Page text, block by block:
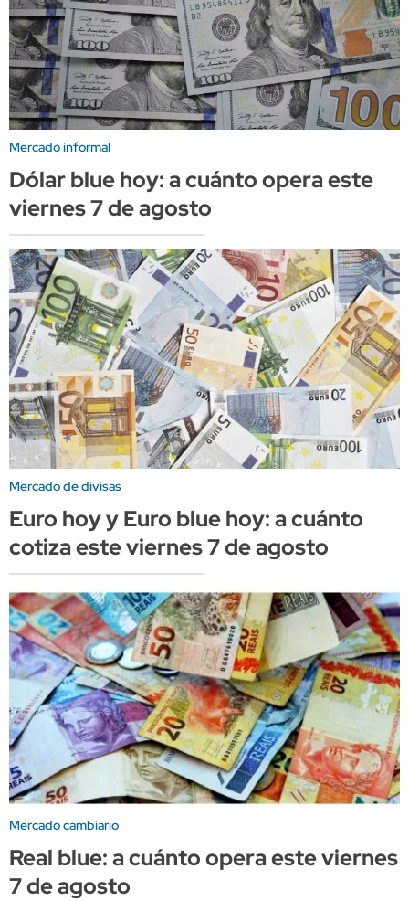
Mercado informal
Dólar blue hoy: a cuánto opera este
viernes 7 de agosto
Mercado de divisas
Euro hoy y Euro blue hoy: a cuánto
cotiza este viernes 7 de agosto
Mercado cambiario
Real blue: a cuánto opera este viernes
7 de agosto